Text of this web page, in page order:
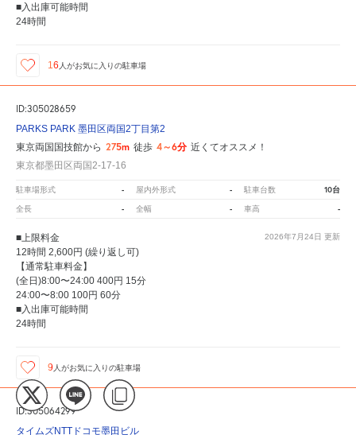
■入出庫可能時間
24時間
16 人がお気に入りの駐車場
ID:305028659
PARKS PARK 墨田区両国2丁目第2
東京両国国技館から 275m 徒歩 4～6分 近くてオススメ！
東京都墨田区両国2-17-16
駐車場形式 - 屋内外形式 - 駐車台数 10台
全長 - 全幅 - 車高 -
2026年7月24日 更新
■上限料金
12時間 2,600円 (繰り返し可)
【通常駐車料金】
(全日)8:00〜24:00 400円 15分
24:00〜8:00 100円 60分
■入出庫可能時間
24時間
9 人がお気に入りの駐車場
ID:305064299
タイムズNTTドコモ墨田ビル